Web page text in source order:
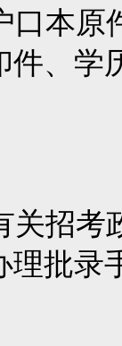
口本原
件、学
招考
理批录